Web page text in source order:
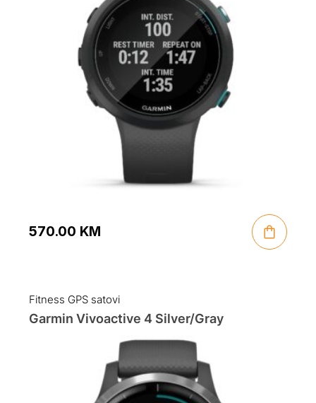
570.00 KM
Fitness GPS satovi
Garmin Vivoactive 4 Silver/Gray